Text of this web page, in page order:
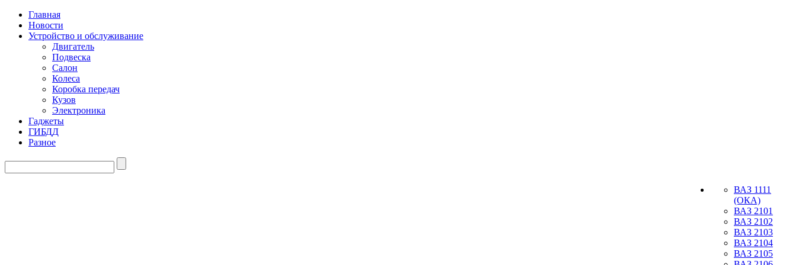
Главная
Новости
Устройство и обслуживание
Двигатель
Подвеска
Салон
Колеса
Коробка передач
Кузов
Электроника
Гаджеты
ГИБДД
Разное
ВАЗ 1111
(ОКА)
ВАЗ 2101
ВАЗ 2102
ВАЗ 2103
ВАЗ 2104
ВАЗ 2105